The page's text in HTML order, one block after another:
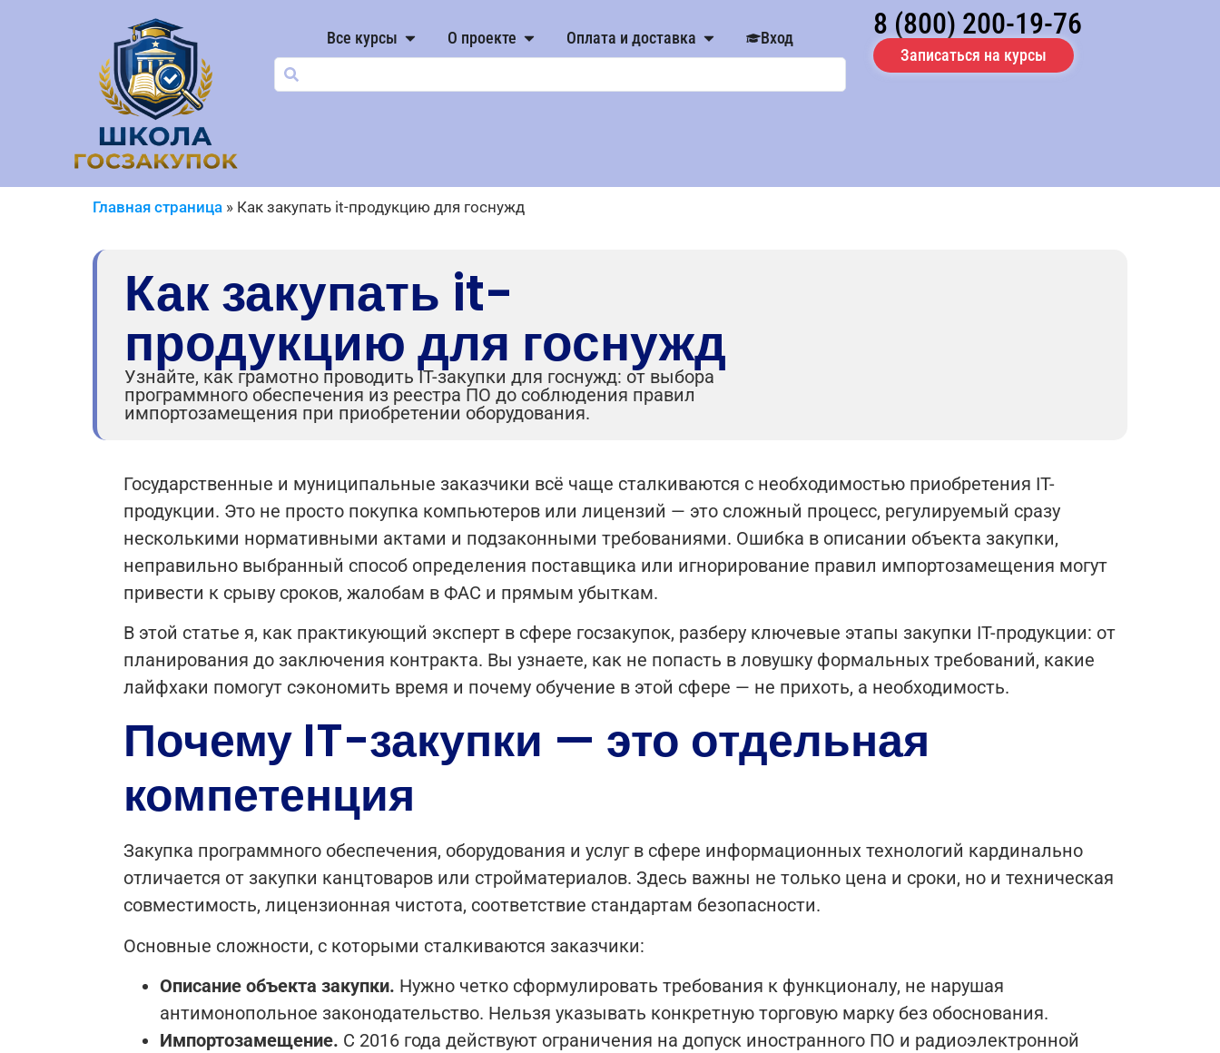
Все курсы О проекте Оплата и доставка Вход 8 (800) 200-19-76
Записаться на курсы
Главная страница » Как закупать it-продукцию для госнужд
Как закупать it-
продукцию для госнужд
Узнайте, как грамотно проводить IT-закупки для госнужд: от выбора
программного обеспечения из реестра ПО до соблюдения правил
импортозамещения при приобретении оборудования.
Государственные и муниципальные заказчики всё чаще сталкиваются с необходимостью приобретения IT-
продукции. Это не просто покупка компьютеров или лицензий — это сложный процесс, регулируемый сразу
несколькими нормативными актами и подзаконными требованиями. Ошибка в описании объекта закупки,
неправильно выбранный способ определения поставщика или игнорирование правил импортозамещения могут
привести к срыву сроков, жалобам в ФАС и прямым убыткам.
В этой статье я, как практикующий эксперт в сфере госзакупок, разберу ключевые этапы закупки IT-продукции: от
планирования до заключения контракта. Вы узнаете, как не попасть в ловушку формальных требований, какие
лайфхаки помогут сэкономить время и почему обучение в этой сфере — не прихоть, а необходимость.
Почему IT-закупки — это отдельная
компетенция
Закупка программного обеспечения, оборудования и услуг в сфере информационных технологий кардинально
отличается от закупки канцтоваров или стройматериалов. Здесь важны не только цена и сроки, но и техническая
совместимость, лицензионная чистота, соответствие стандартам безопасности.
Основные сложности, с которыми сталкиваются заказчики:
Описание объекта закупки. Нужно четко сформулировать требования к функционалу, не нарушая
антимонопольное законодательство. Нельзя указывать конкретную торговую марку без обоснования.
Импортозамещение. С 2016 года действуют ограничения на допуск иностранного ПО и радиоэлектронной